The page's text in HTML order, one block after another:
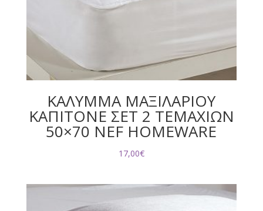
ΚΑΛΥΜΜΑ ΜΑΞΙΛΑΡΙΟΥ
ΚΑΠΙΤΟΝΕ ΣΕΤ 2 ΤΕΜΑΧΙΩΝ
50×70 NEF HOMEWARE
17,00€